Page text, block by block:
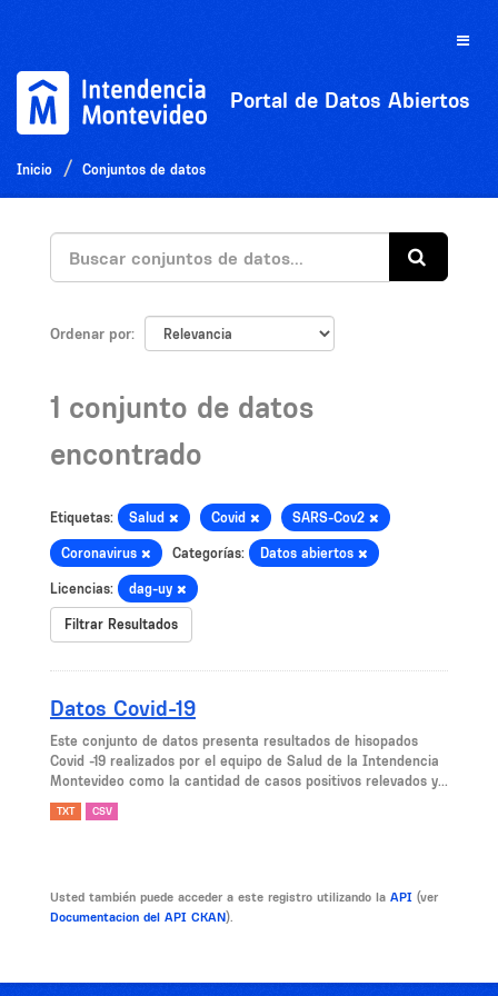
Toggle
Portal de Datos Abiertos
Inicio Conjuntos de datos
Ordenar por
1 conjunto de datos
encontrado
Etiquetas: Salud Covid SARS-Cov2
Coronavirus Categorías: Datos abiertos
Licencias: dag-uy
Filtrar Resultados
Datos Covid-19
Este conjunto de datos presenta resultados de hisopados
Covid -19 realizados por el equipo de Salud de la Intendencia
Montevideo como la cantidad de casos positivos relevados y...
TXT CSV
Usted también puede acceder a este registro utilizando la API (ver
Documentacion del API CKAN).